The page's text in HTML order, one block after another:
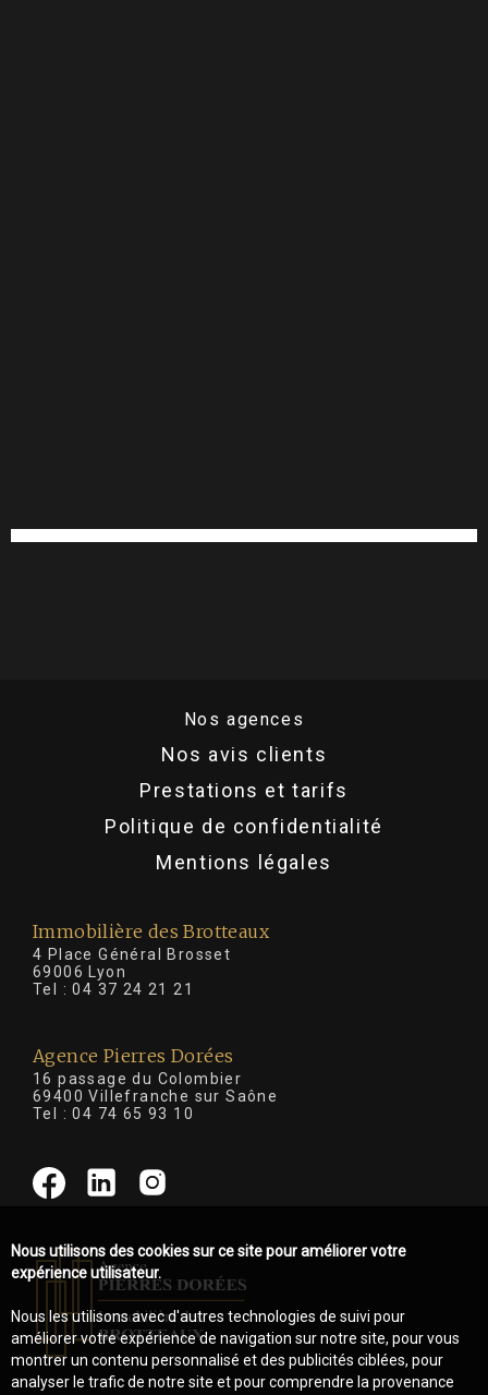
Nos agences
Nos avis clients
Prestations et tarifs
Politique de confidentialité
Mentions légales
Immobilière des Brotteaux
4 Place Général Brosset
69006 Lyon
Tel :04 37 24 21 21
Agence Pierres Dorées
16 passage du Colombier
69400 Villefranche sur Saône
Tel :04 74 65 93 10
Nous utilisons des cookies sur ce site pour améliorer votre
expérience utilisateur.
Nous les utilisons avec d'autres technologies de suivi pour
améliorer votre expérience de navigation sur notre site, pour vous
montrer un contenu personnalisé et des publicités ciblées, pour
analyser le trafic de notre site et pour comprendre la provenance